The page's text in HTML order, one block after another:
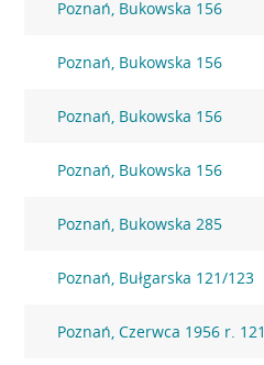
Poznań, Bukowska 156
Poznań, Bukowska 156
Poznań, Bukowska 156
Poznań, Bukowska 156
Poznań, Bukowska 285
Poznań, Bułgarska 121/123
Poznań, Czerwca 1956 r. 121